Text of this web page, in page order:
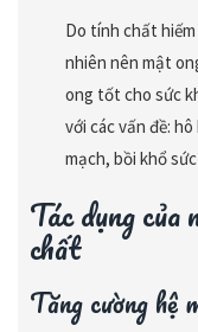
Do tính chất
nhiên nên mật
ong tốt cho sức
với các vấn đề:
mạch, bồi khổ
Tác dụng của
chất
Tăng cường hệ